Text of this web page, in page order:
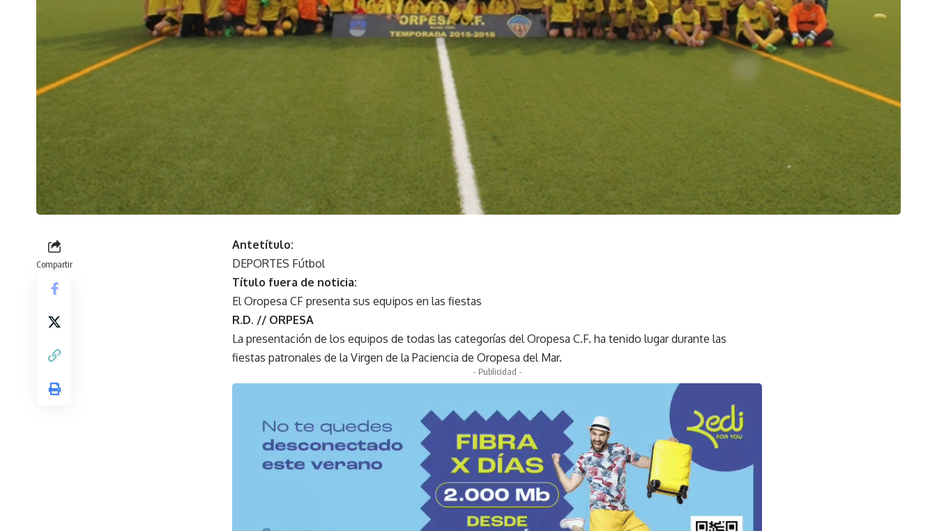
Compartir
Antetítulo:
DEPORTES Fútbol
Título fuera de noticia:
El Oropesa CF presenta sus equipos en las fiestas
R.D. // ORPESA
La presentación de los equipos de todas las categorías del Oropesa C.F. ha tenido lugar durante las
fiestas patronales de la Virgen de la Paciencia de Oropesa del Mar.
- Publicidad -